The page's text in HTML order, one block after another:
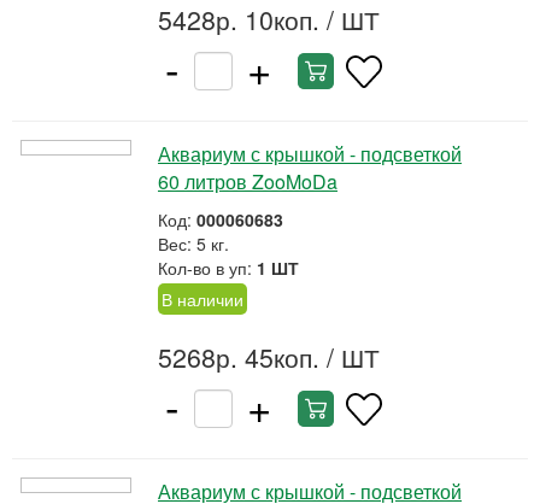
5428р. 10коп. / ШТ
- +
Аквариум с крышкой - подсветкой
60 литров ZooMoDa
Код: 000060683
Вес: 5 кг.
Кол-во в уп: 1 ШТ
В наличии
5268р. 45коп. / ШТ
- +
Аквариум с крышкой - подсветкой